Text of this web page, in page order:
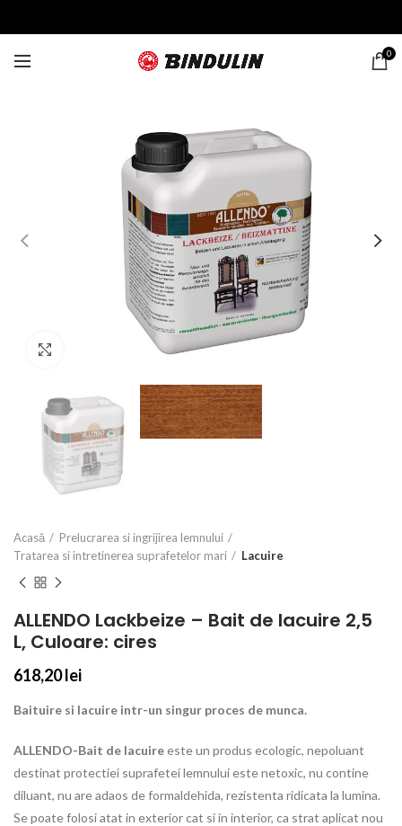
0
Acasă
Prelucrarea si ingrijirea lemnului
Tratarea si intretinerea suprafetelor mari
Lacuire
ALLENDO Lackbeize – Bait de lacuire 2,5
L, Culoare: cires
618,20lei
Baituire si lacuire intr-un singur proces de munca.
ALLENDO-Bait de lacuireeste un produs ecologic, nepoluant
destinat protectiei suprafetei lemnului este netoxic, nu contine
diluant, nu are adaos de formaldehida, rezistenta ridicata la lumina.
Se poate folosi atat in exterior cat si in interior, ca strat aplicat nou